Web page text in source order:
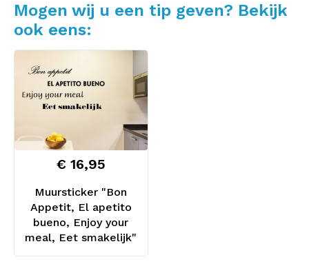
Mogen wij u een tip geven? Bekijk
ook eens:
Muursticker "Bon
Appetit, El apetito
bueno, Enjoy your
meal, Eet smakelijk"
€ 16,95